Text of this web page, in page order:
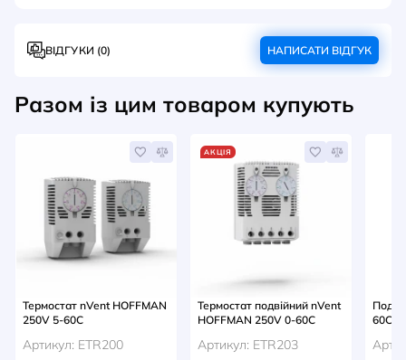
ВІДГУКИ (0) НАПИСАТИ ВІДГУК
Разом із цим товаром купують
Термостат nVent HOFFMAN
250V 5-60С
Артикул: ETR200
АКЦІЯ
Термостат подвійний nVent
HOFFMAN 250V 0-60С
Артикул: ETR203
60С,